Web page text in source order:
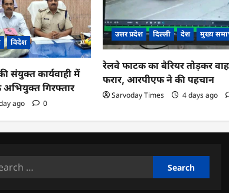
विदेश
संयुक्त कार्यवाही में
गिरफ्तार
ago 0
उत्तर प्रदेश दिल्ली देश मुख्य
रेलवे फाटक का बैरियर तोड़कर
फरार, आरपीएफ ने की पहचान
Sarvoday Times 4 days ago